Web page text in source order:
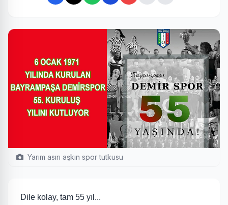
Yarım asırı aşkın spor tutkusu
Dile kolay, tam 55 yıl...